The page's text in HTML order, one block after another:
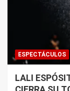
ESPECTÁCULOS
LALI